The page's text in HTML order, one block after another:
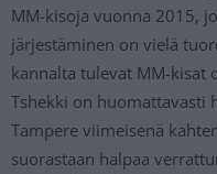
MM-kisoja vuonna 2015,
järjestäminen on vielä
kannalta tulevat MM-kisat
Tshekki on huomattavasti
Tampere viimeisenä
suorastaan halpaa